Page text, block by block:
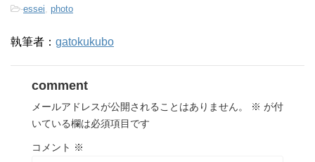
-essei photo
執筆者： gatokukubo
comment
メールアドレスが公開されることはありません。 ※ が付
いている欄は必須項目です
コメント ※